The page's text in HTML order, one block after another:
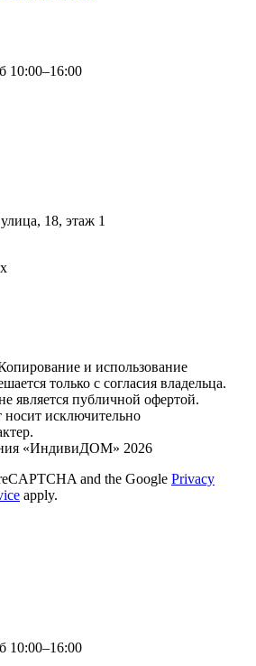
10:00–16:00
18, этаж 1
и использование
только с согласия владельца.
является публичной офертой.
исключительно
«ИндивиДОМ» 2026
and the Google Privacy
apply.
10:00–16:00